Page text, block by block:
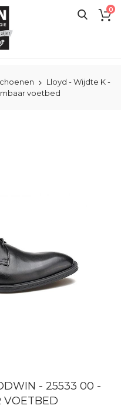
0
Lloyd - Wijdte K -
voetbed
- 25533 00 -
VOETBED